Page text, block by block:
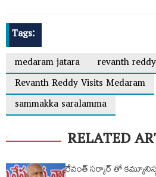
Tags:
medaram jatara
revanth reddy
Revanth Reddy Visits Medaram
sammakka saralamma
RELATED
రేవంత్ సర్కార్ తో